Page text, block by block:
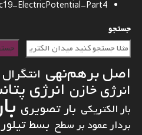
ElectricPotential-Part4
جستجو
اصل برهم‌نهی
انرژی خازن انرژی
بار الکتریکی بار تصویری
بردار عمود بر سطح بسط تیلور